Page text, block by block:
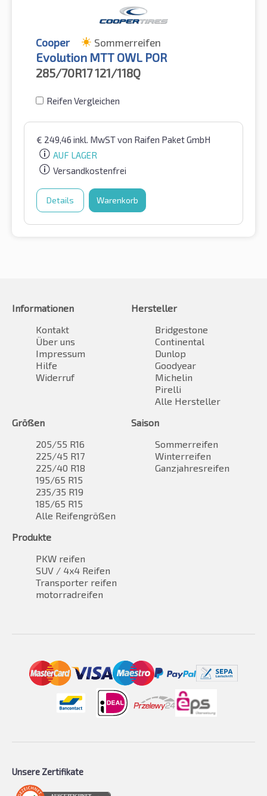
Cooper Sommerreifen
Evolution MTT OWL POR
285/70R17121/118Q
Reifen Vergleichen
€ 249,46 inkl. MwSTvon Raifen Paket GmbH
AUF LAGER
Versandkostenfrei
Details Warenkorb
Informationen
Kontakt
Über uns
Impressum
Hilfe
Widerruf
Hersteller
Bridgestone
Continental
Dunlop
Goodyear
Michelin
Pirelli
Alle Hersteller
Größen
205/55 R16
225/45 R17
225/40 R18
195/65 R15
235/35 R19
185/65 R15
Alle Reifengrößen
Saison
Sommerreifen
Winterreifen
Ganzjahresreifen
Produkte
PKW reifen
SUV / 4x4 Reifen
Transporter reifen
motorradreifen
Unsere Zertifikate